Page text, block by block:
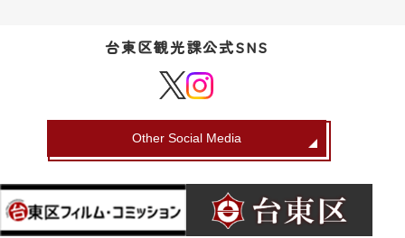
台東区観光課公式SNS
Other Social Media